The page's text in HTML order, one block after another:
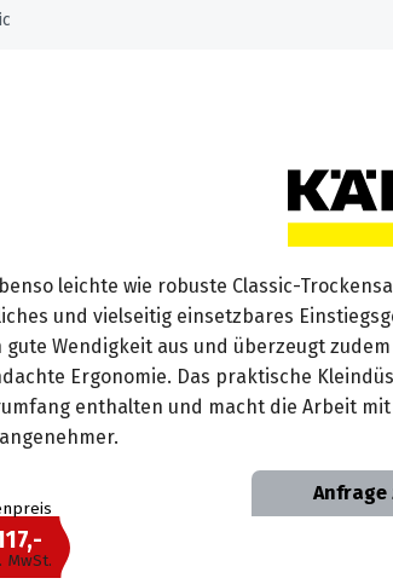
leichte wie robuste Classic-
und vielseitig einsetzbares
gute Wendigkeit aus und überzeugt
Ergonomie. Das praktische
enthalten und macht die Arbeit mit
MwSt.
Anfrage